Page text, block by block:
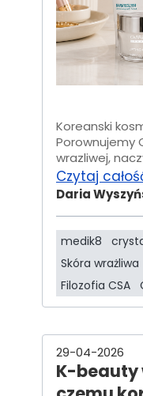
Koreanski
Porownujemy
wrazliwej,
Czytaj
Daria
medik8
Skóra wrażliwa
Filozofia CSA
29-04-2026
K-beauty